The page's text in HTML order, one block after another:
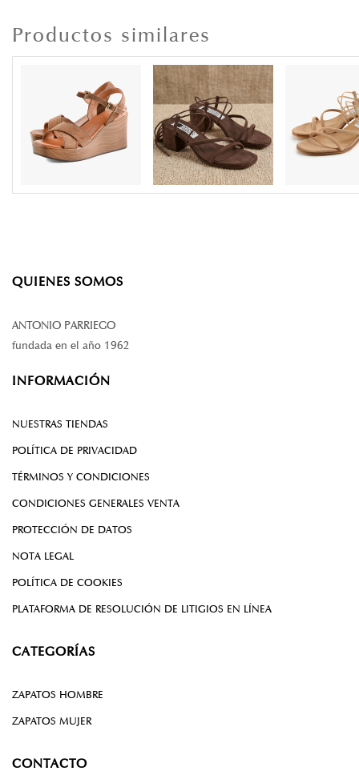
Productos similares
QUIENES SOMOS
ANTONIO PARRIEGO
fundada en el año 1962
INFORMACIÓN
NUESTRAS TIENDAS
POLÍTICA DE PRIVACIDAD
TÉRMINOS Y CONDICIONES
CONDICIONES GENERALES VENTA
PROTECCIÓN DE DATOS
NOTA LEGAL
POLÍTICA DE COOKIES
PLATAFORMA DE RESOLUCIÓN DE LITIGIOS EN LÍNEA
CATEGORÍAS
ZAPATOS HOMBRE
ZAPATOS MUJER
CONTACTO